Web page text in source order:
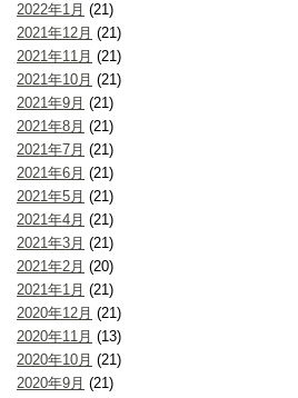
2022年1月 (21)
2021年12月 (21)
2021年11月 (21)
2021年10月 (21)
2021年9月 (21)
2021年8月 (21)
2021年7月 (21)
2021年6月 (21)
2021年5月 (21)
2021年4月 (21)
2021年3月 (21)
2021年2月 (20)
2021年1月 (21)
2020年12月 (21)
2020年11月 (13)
2020年10月 (21)
2020年9月 (21)